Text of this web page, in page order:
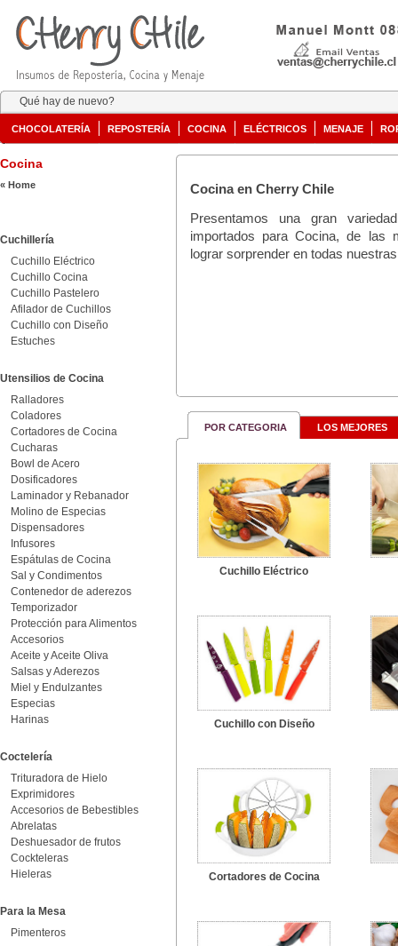
Qué hay de nuevo?
CHOCOLATERÍA REPOSTERÍA COCINA ELÉCTRICOS MENAJE
Cocina
« Home
Cuchillería
Cuchillo Eléctrico
Cuchillo Cocina
Cuchillo Pastelero
Afilador de Cuchillos
Cuchillo con Diseño
Estuches
Utensilios de Cocina
Ralladores
Coladores
Cortadores de Cocina
Cucharas
Bowl de Acero
Dosificadores
Laminador y Rebanador
Molino de Especias
Dispensadores
Infusores
Espátulas de Cocina
Sal y Condimentos
Contenedor de aderezos
Temporizador
Protección para Alimentos
Accesorios
Aceite y Aceite Oliva
Salsas y Aderezos
Miel y Endulzantes
Especias
Harinas
Coctelería
Trituradora de Hielo
Exprimidores
Accesorios de Bebestibles
Abrelatas
Deshuesador de frutos
Cockteleras
Hieleras
Para la Mesa
Pimenteros
Cocina en Cherry Chile
Presentamos una gran
importados para Cocina, de las
lograr sorprender en todas
POR CATEGORIA LOS MEJORES
Cuchillo Eléctrico
Cuchillo con Diseño
Cortadores de Cocina